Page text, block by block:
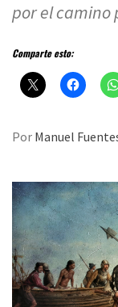
por el camino
Comparte esto:
Por Manuel